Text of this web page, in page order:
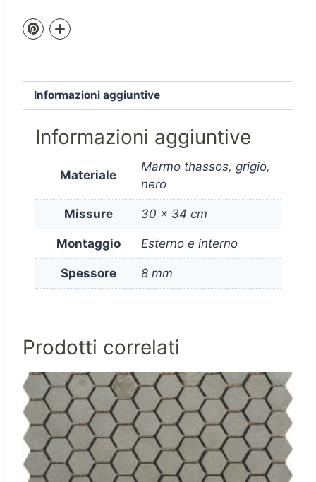
Informazioni aggiuntive
Informazioni aggiuntive
Materiale
Marmo thassos, grigio,
nero
Missure 30 x 34 cm
Montaggio Esterno e interno
Spessore 8 mm
Prodotti correlati